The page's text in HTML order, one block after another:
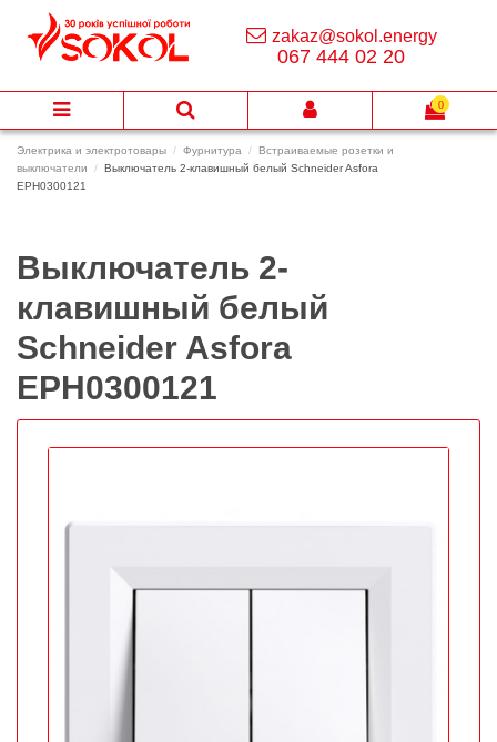
Электрика и электротовары Фурнитура
Встраиваемые розетки и
выключатели
Выключатель 2-клавишный белый Schneider Asfora
EPH0300121
Выключатель 2-
клавишный белый
Schneider Asfora
EPH0300121
zakaz@sokol.energy
067 444 02 20
0